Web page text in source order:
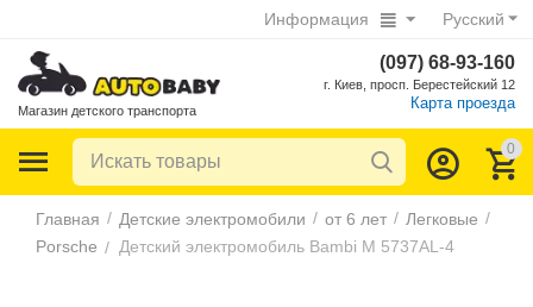
Русский
Информация
Магазин детского транспорта
(097) 68-93-160
г. Киев, просп. Берестейский 12
Карта проезда
0
Главная / Детские электромобили / от 6 лет / Легковые /
Porsche / Детский электромобиль Bambi M 5737AL-4